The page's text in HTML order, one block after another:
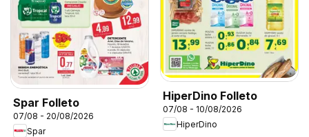
Spar Folleto
07/08 - 20/08/2026
Spar
HiperDino Folleto
07/08 - 10/08/2026
HiperDino